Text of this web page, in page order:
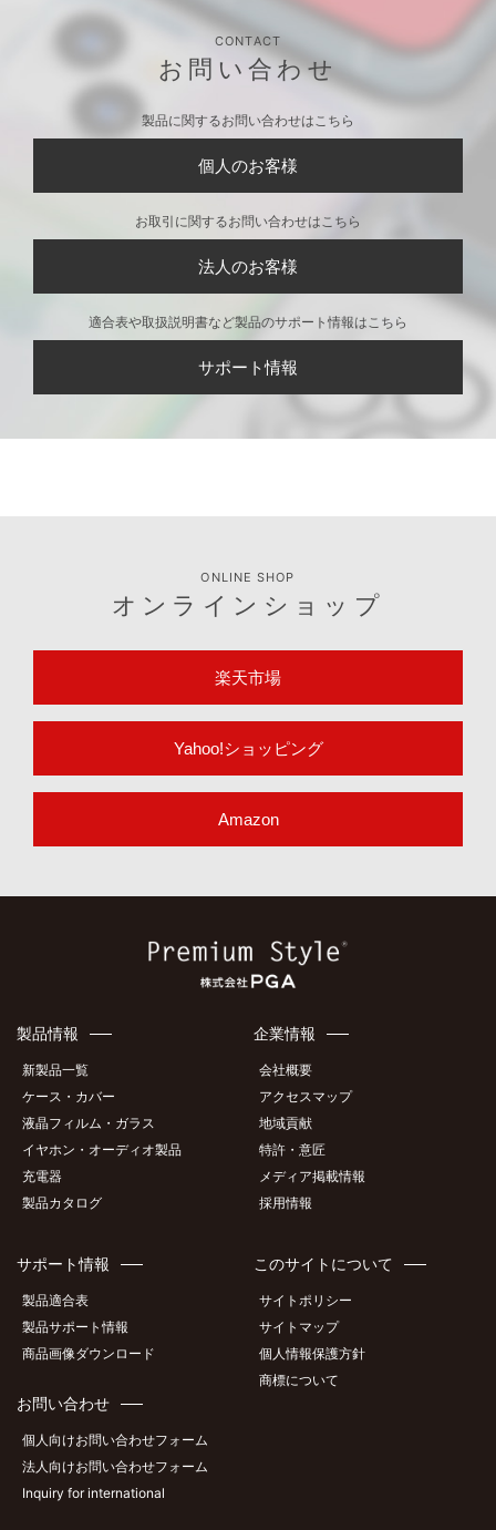
CONTACT
お問い合わせ
製品に関するお問い合わせはこちら
個人のお客様
お取引に関するお問い合わせはこちら
法人のお客様
適合表や取扱説明書など製品のサポート情報はこちら
サポート情報
ONLINE SHOP
オンラインショップ
楽天市場
Yahoo!ショッピング
Amazon
製品情報
新製品一覧
ケース・カバー
液晶フィルム・ガラス
イヤホン・オーディオ製品
充電器
製品カタログ
企業情報
会社概要
アクセスマップ
地域貢献
特許・意匠
メディア掲載情報
採用情報
サポート情報
製品適合表
製品サポート情報
商品画像ダウンロード
お問い合わせ
個人向けお問い合わせフォーム
法人向けお問い合わせフォーム
Inquiry for international
このサイトについて
サイトポリシー
サイトマップ
個人情報保護方針
商標について